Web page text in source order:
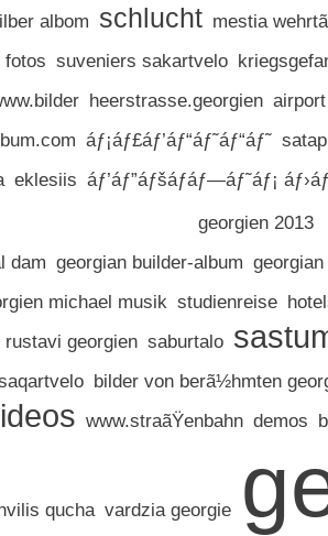
albom schlucht mestia
fotos suveniers sakartvelo
heerstrasse.georgien
áƒ¡áƒ£áƒ’áƒ“áƒ˜áƒ“áƒ˜
eklesiis áƒ’áƒ”áƒšáƒáƒ—áƒ˜áƒ¡
georgien 2013
dam georgian builder-album
michael musik studienreise
rustavi georgien saburtalo
bilder von berã½hmten
www.straãŸenbahn demos
qucha vardzia georgie